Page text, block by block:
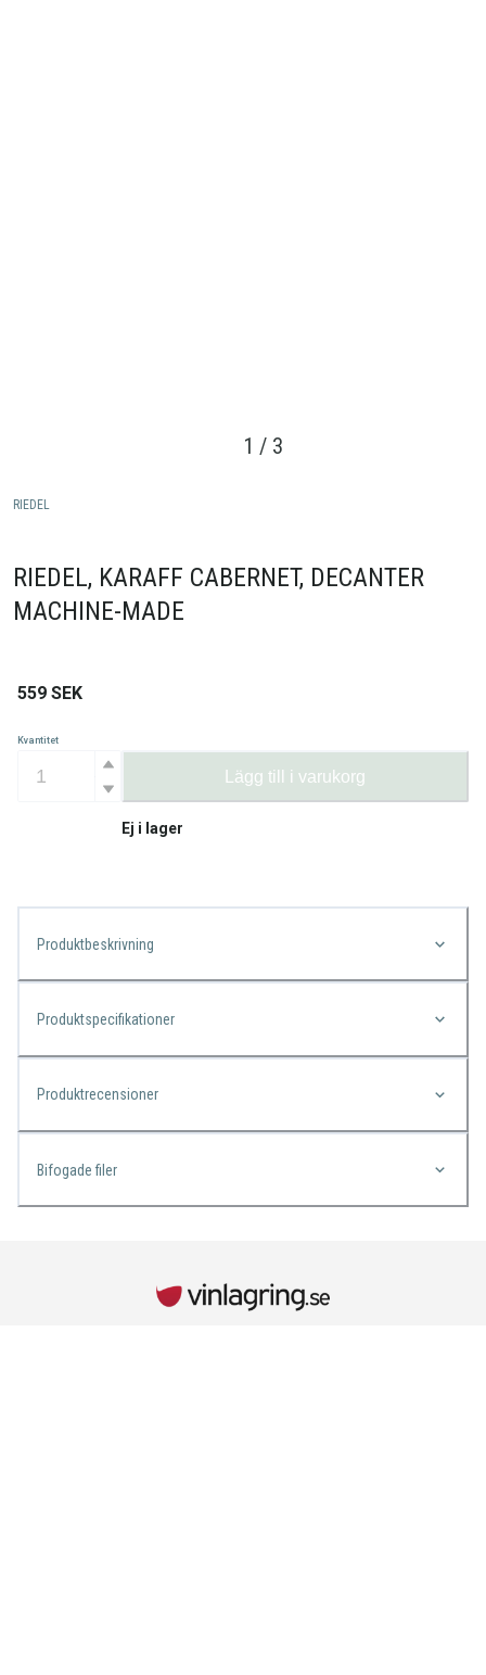
1 / 3
RIEDEL
RIEDEL, KARAFF CABERNET, DECANTER
MACHINE-MADE
559 SEK
Kvantitet
Lägg till i varukorg
Ej i lager
Produktbeskrivning
Produktspecifikationer
Produktrecensioner
Bifogade filer